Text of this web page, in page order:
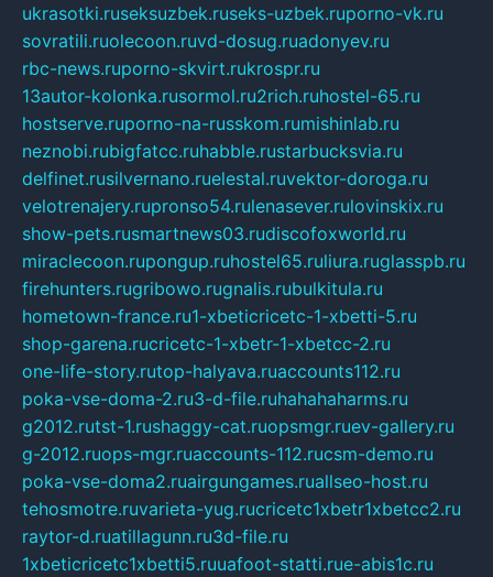
ukrasotki.ruseksuzbek.ruseks-uzbek.ruporno-vk.ru
sovratili.ruolecoon.ruvd-dosug.ruadonyev.ru
rbc-news.ruporno-skvirt.rukrospr.ru
13autor-kolonka.rusormol.ru2rich.ruhostel-65.ru
hostserve.ruporno-na-russkom.rumishinlab.ru
neznobi.rubigfatcc.ruhabble.rustarbucksvia.ru
delfinet.rusilvernano.ruelestal.ruvektor-doroga.ru
velotrenajery.rupronso54.rulenasever.rulovinskix.ru
show-pets.rusmartnews03.rudiscofoxworld.ru
miraclecoon.rupongup.ruhostel65.ruliura.ruglasspb.ru
firehunters.rugribowo.rugnalis.rubulkitula.ru
hometown-france.ru1-xbeticricetc-1-xbetti-5.ru
shop-garena.rucricetc-1-xbetr-1-xbetcc-2.ru
one-life-story.rutop-halyava.ruaccounts112.ru
poka-vse-doma-2.ru3-d-file.ruhahahaharms.ru
g2012.rutst-1.rushaggy-cat.ruopsmgr.ruev-gallery.ru
g-2012.ruops-mgr.ruaccounts-112.rucsm-demo.ru
poka-vse-doma2.ruairgungames.ruallseo-host.ru
tehosmotre.ruvarieta-yug.rucricetc1xbetr1xbetcc2.ru
raytor-d.ruatillagunn.ru3d-file.ru
1xbeticricetc1xbetti5.ruuafoot-statti.rue-abis1c.ru